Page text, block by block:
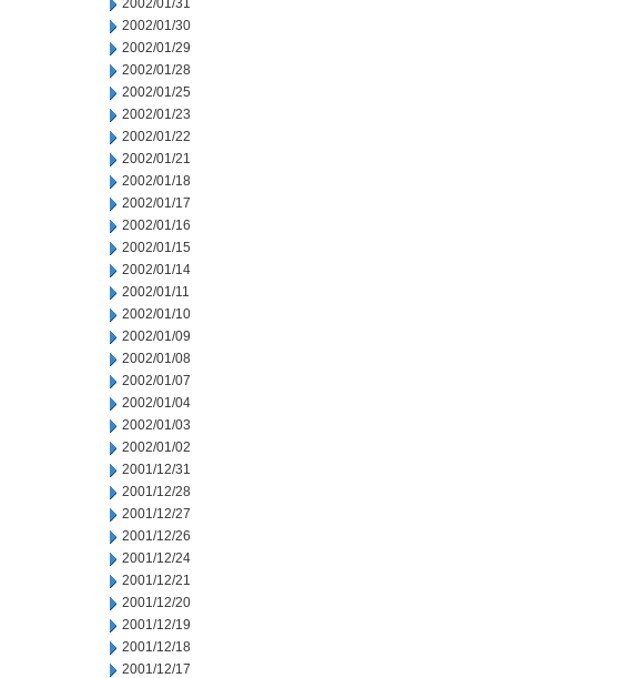
2002/01/31
2002/01/30
2002/01/29
2002/01/28
2002/01/25
2002/01/23
2002/01/22
2002/01/21
2002/01/18
2002/01/17
2002/01/16
2002/01/15
2002/01/14
2002/01/11
2002/01/10
2002/01/09
2002/01/08
2002/01/07
2002/01/04
2002/01/03
2002/01/02
2001/12/31
2001/12/28
2001/12/27
2001/12/26
2001/12/24
2001/12/21
2001/12/20
2001/12/19
2001/12/18
2001/12/17